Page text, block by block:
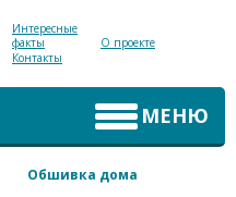
Интересные
факты
О проекте
Контакты
МЕНЮ
Обшивка дома